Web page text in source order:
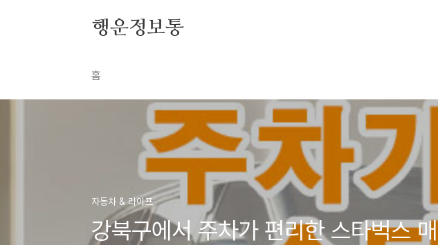
행운정보통
홈
자동차 & 라이프
강북구에서 주차가 편리한 스타벅스